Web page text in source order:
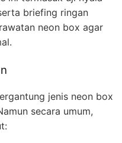
briefing ringan
neon box agar
jenis neon box
secara umum,